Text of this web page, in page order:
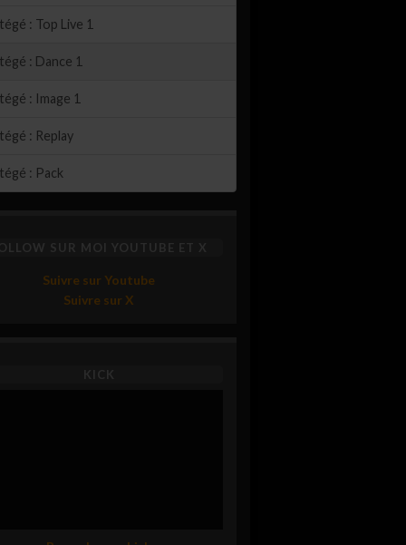
: Top Live 1
: Dance 1
: Image 1
: Replay
: Pack
SUR MOI YOUTUBE ET X
Suivre sur Youtube
Suivre sur X
KICK